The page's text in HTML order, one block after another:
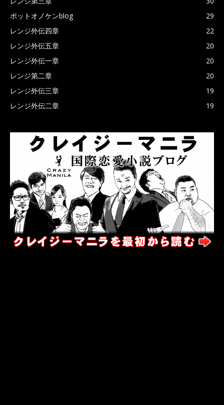
ポットオノケンblog
29
レンジ外伝四章
22
レンジ外伝五章
20
レンジ外伝一章
20
レンジ第二章
20
レンジ外伝三章
19
レンジ外伝二章
19